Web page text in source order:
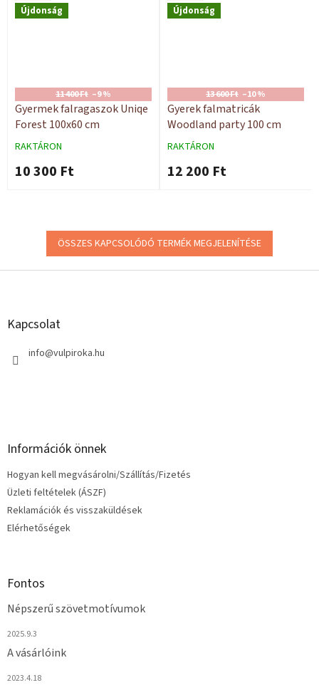
Újdonság
11 400 Ft –9 %
Gyermek falragaszok Uniqe
Forest 100x60 cm
RAKTÁRON
10 300 Ft
Újdonság
13 600 Ft –10 %
Gyerek falmatricák
Woodland party 100 cm
RAKTÁRON
12 200 Ft
ÖSSZES KAPCSOLÓDÓ TERMÉK MEGJELENÍTÉSE
L
Kapcsolat
info@vulpiroka.hu
Információk önnek
Hogyan kell megvásárolni/Szállítás/Fizetés
Üzleti feltételek (ÁSZF)
Reklamációk és visszaküldések
Elérhetőségek
Fontos
Népszerű szövetmotívumok
2025.9.3
A vásárlóink
2023.4.18